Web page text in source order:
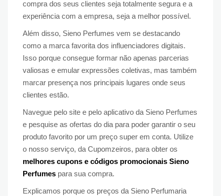
compra dos seus clientes seja totalmente segura e a
experiência com a empresa, seja a melhor possível.
Além disso, Sieno Perfumes vem se destacando
como a marca favorita dos influenciadores digitais.
Isso porque consegue formar não apenas parcerias
valiosas e emular expressões coletivas, mas também
marcar presença nos principais lugares onde seus
clientes estão.
Navegue pelo site e pelo aplicativo da Sieno Perfumes
e pesquise as ofertas do dia para poder garantir o seu
produto favorito por um preço super em conta. Utilize
o nosso serviço, da Cupomzeiros, para obter os
melhores cupons e códigos promocionais Sieno
Perfumes para sua compra.
Explicamos porque os preços da Sieno Perfumaria